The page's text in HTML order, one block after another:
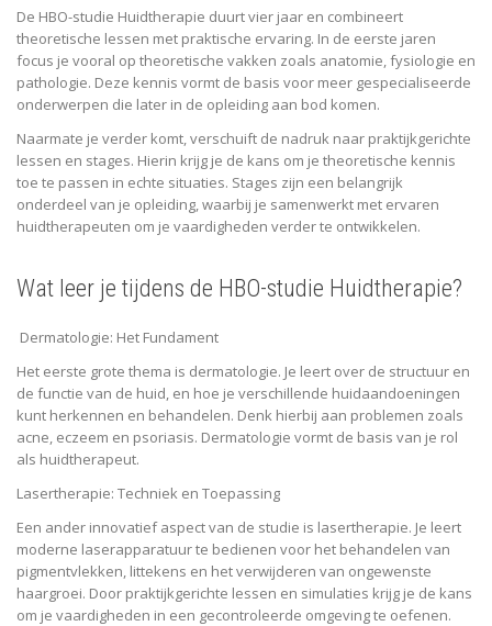
De HBO-studie Huidtherapie duurt vier jaar en combineert
theoretische lessen met praktische ervaring. In de eerste jaren
focus je vooral op theoretische vakken zoals anatomie, fysiologie en
pathologie. Deze kennis vormt de basis voor meer gespecialiseerde
onderwerpen die later in de opleiding aan bod komen.
Naarmate je verder komt, verschuift de nadruk naar praktijkgerichte
lessen en stages. Hierin krijg je de kans om je theoretische kennis
toe te passen in echte situaties. Stages zijn een belangrijk
onderdeel van je opleiding, waarbij je samenwerkt met ervaren
huidtherapeuten om je vaardigheden verder te ontwikkelen.
Wat leer je tijdens de HBO-studie Huidtherapie?
Dermatologie: Het Fundament
Het eerste grote thema is dermatologie. Je leert over de structuur en
de functie van de huid, en hoe je verschillende huidaandoeningen
kunt herkennen en behandelen. Denk hierbij aan problemen zoals
acne, eczeem en psoriasis. Dermatologie vormt de basis van je rol
als huidtherapeut.
Lasertherapie: Techniek en Toepassing
Een ander innovatief aspect van de studie is lasertherapie. Je leert
moderne laserapparatuur te bedienen voor het behandelen van
pigmentvlekken, littekens en het verwijderen van ongewenste
haargroei. Door praktijkgerichte lessen en simulaties krijg je de kans
om je vaardigheden in een gecontroleerde omgeving te oefenen.